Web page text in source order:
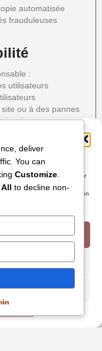
technologies telles que les
appareils. Le fait de consentir
telles que le comportement
pas consentir ou de retirer son
et fonctions.
automatisée
frauduleuses
:
utilisateurs
ou à des pannes
CGU
tout moment.
leur mise en ligne.
au droit français.
deliver
You can
Customize
All to decline non-